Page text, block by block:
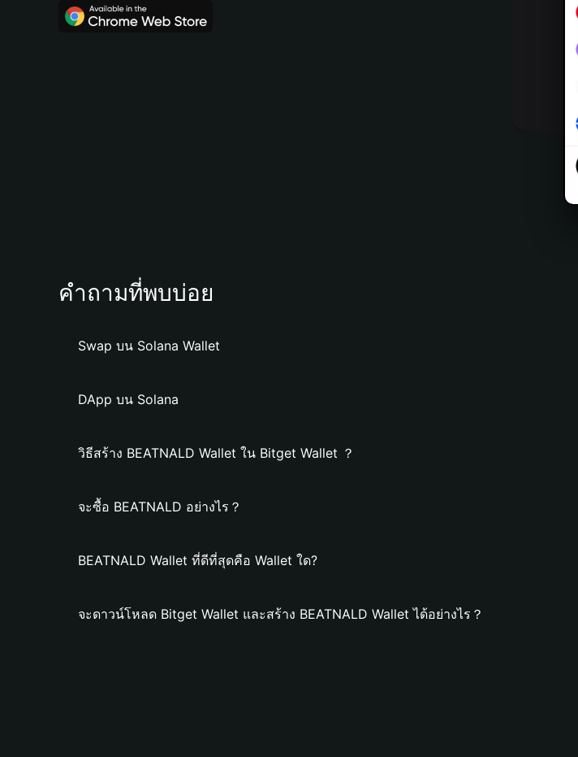
คำถามที่พบบ่อย
Swap บน Solana Wallet
DApp บน Solana
วิธีสร้าง BEATNALD Wallet ใน Bitget Wallet ？
จะซื้อ BEATNALD อย่างไร？
BEATNALD Wallet ที่ดีที่สุดคือ Wallet ใด?
จะดาวน์โหลด Bitget Wallet และสร้าง BEATNALD Wallet ได้อย่างไร？